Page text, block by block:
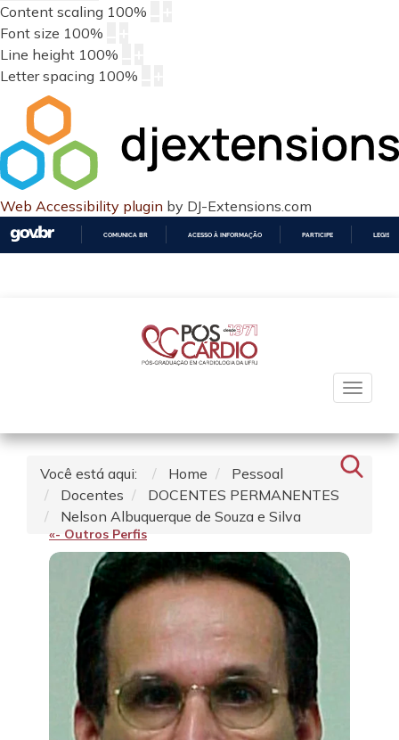
Content scaling 100%
Font size 100%
Line height 100%
Letter spacing 100%
Web Accessibility plugin by DJ-Extensions.com
COMUNICA BR ACESSO À INFORMAÇÃO PARTICIPE
Toggle
Você está aqui: Home
Pessoal
Docentes
DOCENTES PERMANENTES
Nelson Albuquerque de Souza e Silva
«- Outros Perfis